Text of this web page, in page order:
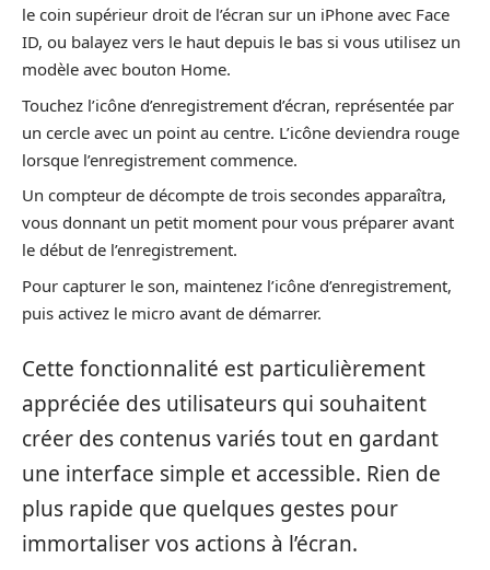
le coin supérieur droit de l’écran sur un iPhone avec Face
ID, ou balayez vers le haut depuis le bas si vous utilisez un
modèle avec bouton Home.
Touchez l’icône d’enregistrement d’écran, représentée par
un cercle avec un point au centre. L’icône deviendra rouge
lorsque l’enregistrement commence.
Un compteur de décompte de trois secondes apparaîtra,
vous donnant un petit moment pour vous préparer avant
le début de l’enregistrement.
Pour capturer le son, maintenez l’icône d’enregistrement,
puis activez le micro avant de démarrer.
Cette fonctionnalité est particulièrement
appréciée des utilisateurs qui souhaitent
créer des contenus variés tout en gardant
une interface simple et accessible. Rien de
plus rapide que quelques gestes pour
immortaliser vos actions à l’écran.